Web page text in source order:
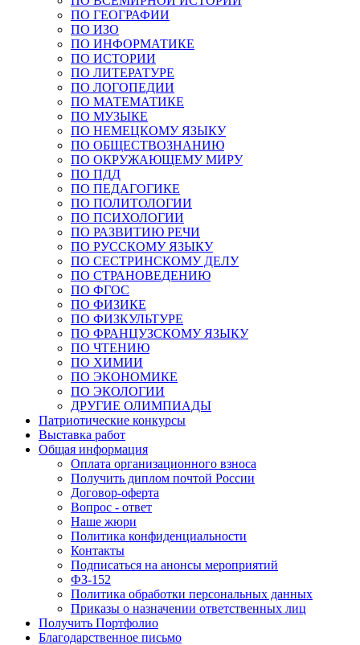
ПО ГЕОГРАФИИ
ПО ИЗО
ПО ИНФОРМАТИКЕ
ПО ИСТОРИИ
ПО ЛИТЕРАТУРЕ
ПО ЛОГОПЕДИИ
ПО МАТЕМАТИКЕ
ПО МУЗЫКЕ
ПО НЕМЕЦКОМУ ЯЗЫКУ
ПО ОБЩЕСТВОЗНАНИЮ
ПО ОКРУЖАЮЩЕМУ МИРУ
ПО ПДД
ПО ПЕДАГОГИКЕ
ПО ПОЛИТОЛОГИИ
ПО ПСИХОЛОГИИ
ПО РАЗВИТИЮ РЕЧИ
ПО РУССКОМУ ЯЗЫКУ
ПО СЕСТРИНСКОМУ ДЕЛУ
ПО СТРАНОВЕДЕНИЮ
ПО ФГОС
ПО ФИЗИКЕ
ПО ФИЗКУЛЬТУРЕ
ПО ФРАНЦУЗСКОМУ ЯЗЫКУ
ПО ЧТЕНИЮ
ПО ХИМИИ
ПО ЭКОНОМИКЕ
ПО ЭКОЛОГИИ
ДРУГИЕ ОЛИМПИАДЫ
Патриотические конкурсы
Выставка работ
Общая информация
Оплата организационного взноса
Получить диплом почтой России
Договор-оферта
Вопрос - ответ
Наше жюри
Политика конфиденциальности
Контакты
Подписаться на анонсы мероприятий
ФЗ-152
Политика обработки персональных данных
Приказы о назначении ответственных лиц
Получить Портфолио
Благодарственное письмо